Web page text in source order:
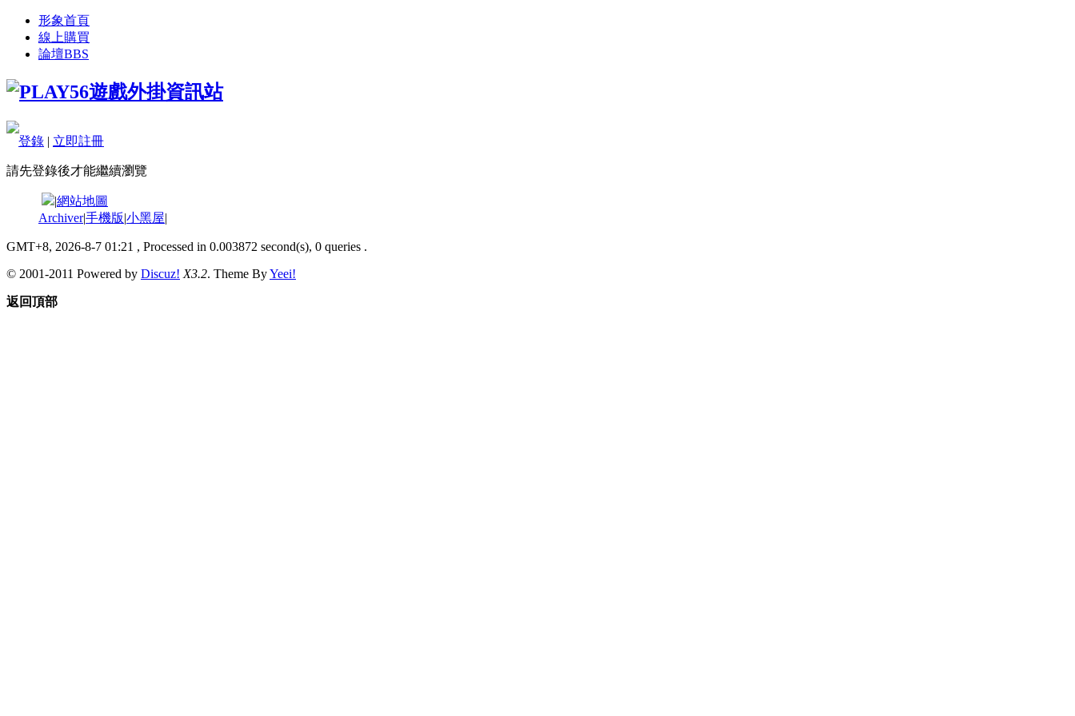
形象首頁
線上購買
論壇BBS
登錄 | 立即註冊
請先登錄後才能繼續瀏覽
|網站地圖
Archiver|手機版|小黑屋|
GMT+8, 2026-8-7 01:21 , Processed in 0.003872 second(s), 0 queries .
© 2001-2011 Powered by Discuz! X3.2. Theme ByYeei!
返回頂部